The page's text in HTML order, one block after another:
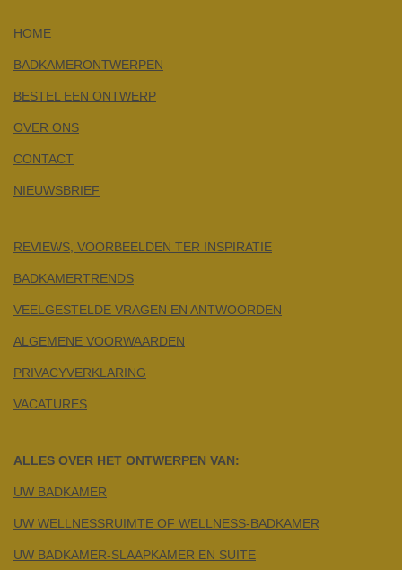
HOME
BADKAMERONTWERPEN
BESTEL EEN ONTWERP
OVER ONS
CONTACT
NIEUWSBRIEF
REVIEWS, VOORBEELDEN TER INSPIRATIE
BADKAMERTRENDS
VEELGESTELDE VRAGEN EN ANTWOORDEN
ALGEMENE VOORWAARDEN
PRIVACYVERKLARING
VACATURES
ALLES OVER HET ONTWERPEN VAN:
UW BADKAMER
UW WELLNESSRUIMTE OF WELLNESS-BADKAMER
UW BADKAMER-SLAAPKAMER EN SUITE